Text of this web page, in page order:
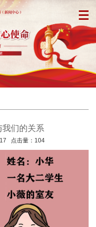
我们的关系
点击量： 104